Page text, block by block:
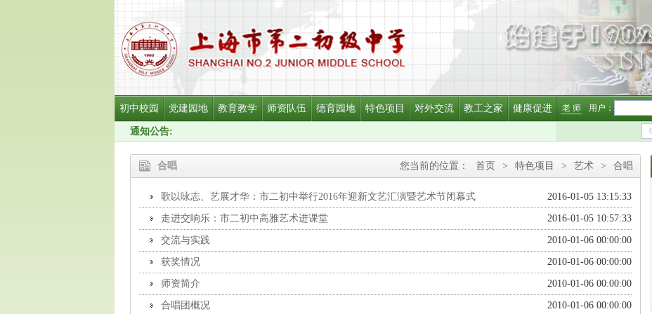
初中校园 党建园地 教育教学 师资队伍 德育园地 特色项目 对外交流 教工之家 健康促进 老 师 用户：
通知公告:
您当前的位置： 首页 > 特色项目 > 艺术 > 合唱
合唱
2016-01-05 13:15:33
歌以咏志、艺展才华：市二初中举行2016年迎新文艺汇演暨艺术节闭幕式
2016-01-05 10:57:33
走进交响乐：市二初中高雅艺术进课堂
2010-01-06 00:00:00
交流与实践
2010-01-06 00:00:00
获奖情况
2010-01-06 00:00:00
师资简介
2010-01-06 00:00:00
合唱团概况